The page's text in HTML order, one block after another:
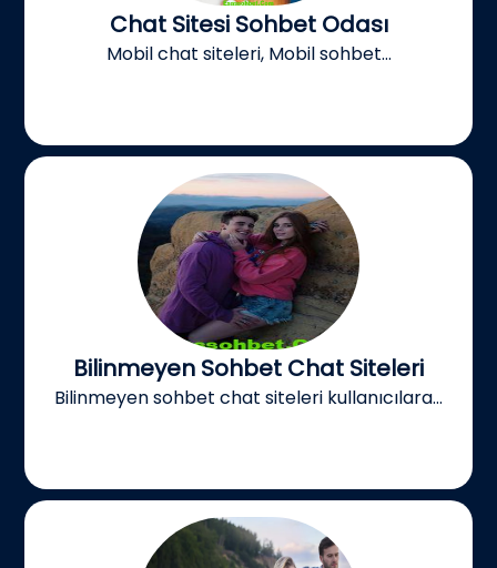
Chat Sitesi Sohbet Odası
Mobil chat siteleri, Mobil sohbet...
Bilinmeyen Sohbet Chat Siteleri
Bilinmeyen sohbet chat siteleri kullanıcılara...